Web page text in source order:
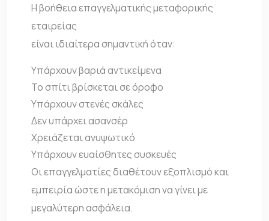
Η βοήθεια επαγγελματικής μεταφορικής
εταιρείας
είναι ιδιαίτερα σημαντική όταν:
Υπάρχουν βαριά αντικείμενα
Το σπίτι βρίσκεται σε όροφο
Υπάρχουν στενές σκάλες
Δεν υπάρχει ασανσέρ
Χρειάζεται ανυψωτικό
Υπάρχουν ευαίσθητες συσκευές
Οι επαγγελματίες διαθέτουν εξοπλισμό και
εμπειρία ώστε η μετακόμιση να γίνει με
μεγαλύτερη ασφάλεια.